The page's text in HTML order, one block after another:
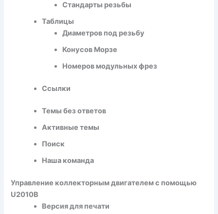
Стандарты резьбы
Таблицы
Диаметров под резьбу
Конусов Морзе
Номеров модульных фрез
Ссылки
Темы без ответов
Активные темы
Поиск
Наша команда
Управление коллекторным двигателем с помощью
U2010B
Версия для печати